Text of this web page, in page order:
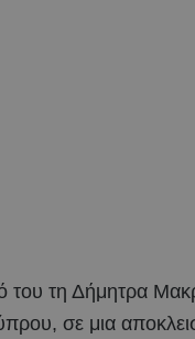
του τη Δήμητρα
σε μια